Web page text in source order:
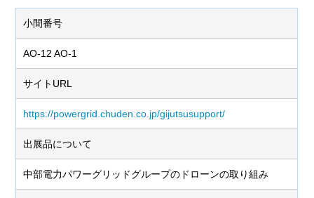
小間番号
AO-12 AO-1
サイトURL
https://powergrid.chuden.co.jp/gijutsusupport/
出展品について
中部電力パワーグリッドグループのドローンの取り組み